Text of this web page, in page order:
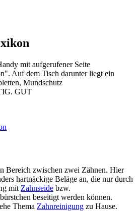
GUT
Bereich zwischen zwei Zähnen. Hier
hartnäckige Beläge an, die nur durch
mit Zahnseide bzw.
beseitigt werden können.
Thema Zahnreinigung zu Hause.